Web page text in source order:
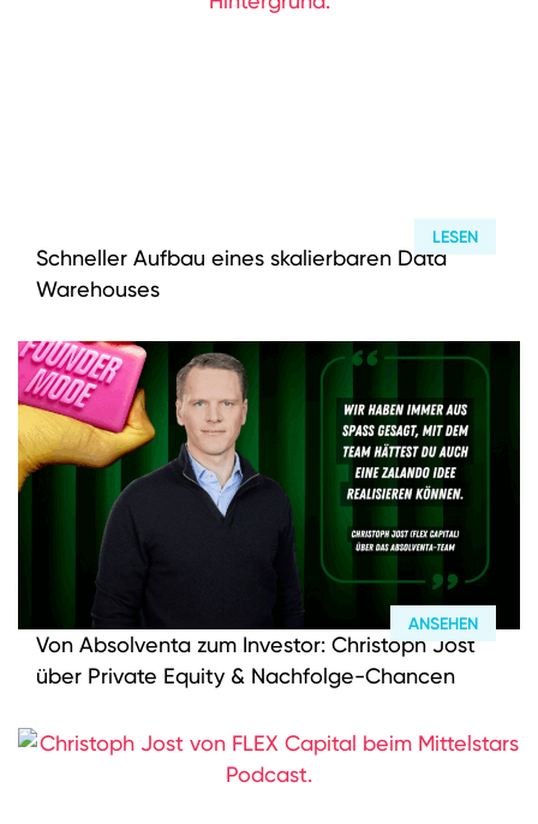
LESEN
Schneller Aufbau eines skalierbaren Data
Warehouses
ANSEHEN
Von Absolventa zum Investor: Christoph Jost
über Private Equity & Nachfolge-Chancen